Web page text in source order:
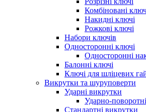
Комбіновані
Накидні ключі
Рожкові ключі
Набори ключів
Односторонні ключі
Односторонні
Балонні ключі
Ключі для шліцевих
Викрутки та шуруповерти
Ударні викрутки
Ударно-
Стандартні викрутки